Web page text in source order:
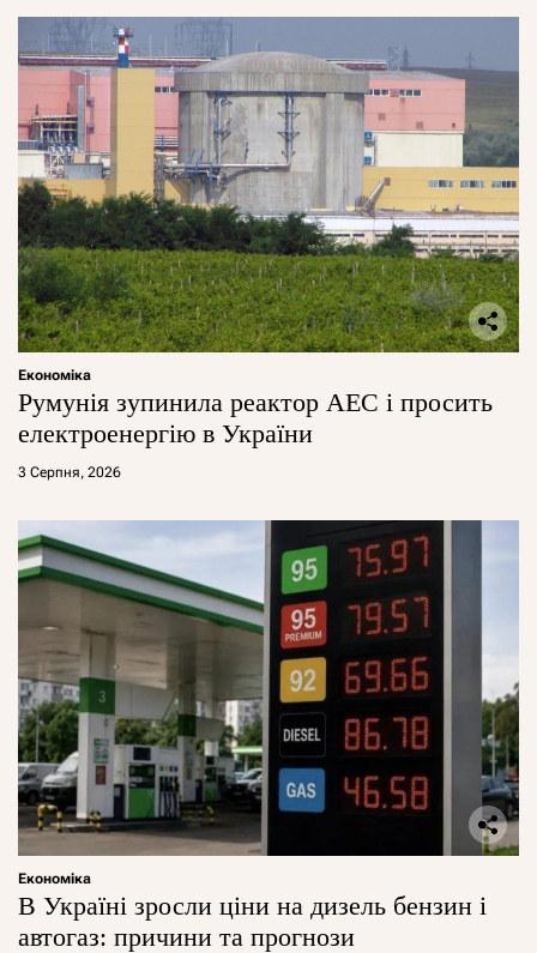
Економіка
Румунія зупинила реактор АЕС і просить
електроенергію в України
3 Серпня, 2026
Економіка
В Україні зросли ціни на дизель бензин і
автогаз: причини та прогнози